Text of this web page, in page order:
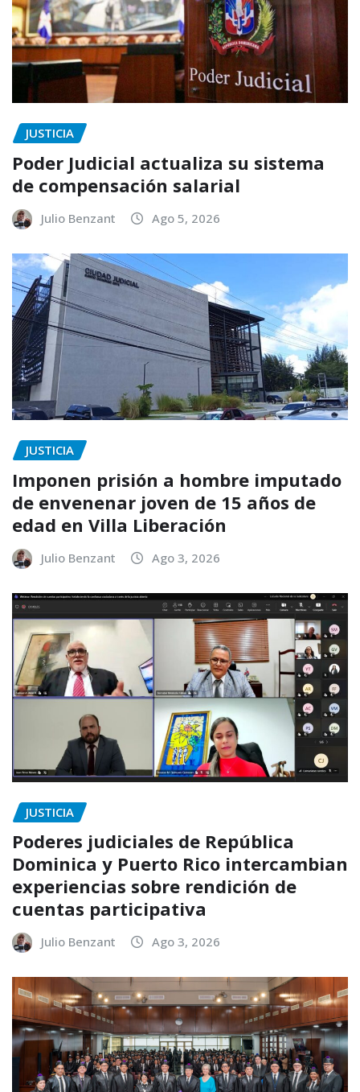
JUSTICIA
Poder Judicial actualiza su sistema
de compensación salarial
Julio Benzant Ago 5, 2026
JUSTICIA
Imponen prisión a hombre imputado
de envenenar joven de 15 años de
edad en Villa Liberación
Julio Benzant Ago 3, 2026
JUSTICIA
Poderes judiciales de República
Dominica y Puerto Rico intercambian
experiencias sobre rendición de
cuentas participativa
Julio Benzant Ago 3, 2026